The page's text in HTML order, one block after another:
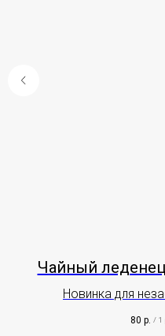
Чайный
Новинка для
80 р. / 1